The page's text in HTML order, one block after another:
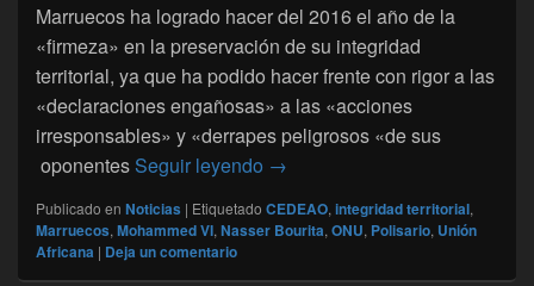
Marruecos ha logrado hacer del 2016 el año de la
«firmeza» en la preservación de su integridad
territorial, ya que ha podido hacer frente con rigor a las
«declaraciones engañosas» a las «acciones
irresponsables» y «derrapes peligrosos «de sus
oponentes Seguir leyendo Marruecos ha hecho 2016 el
→
Publicado en Noticias | Etiquetado CEDEAO, integridad territorial,
Marruecos, Mohammed VI, Nasser Bourita, ONU, Polisario, Unión
Africana | Deja un comentario